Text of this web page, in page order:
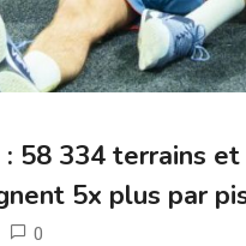
58 334 terrains
5x plus par
0